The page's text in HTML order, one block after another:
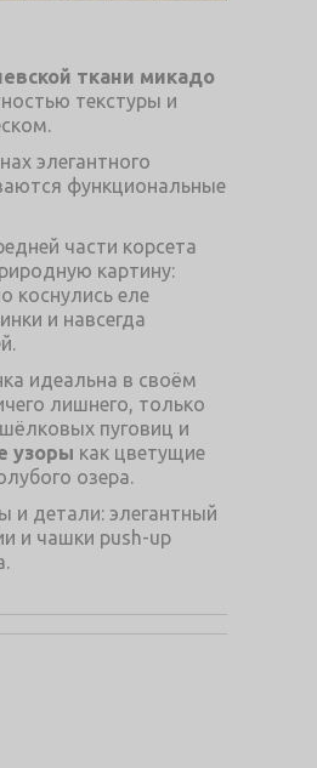
ткани микадо
текстуры и
элегантного
функциональные
части корсета
картину:
коснулись еле
и навсегда
идеальна в своём
лишнего, только
пуговиц и
узоры как цветущие
озера.
и детали: элегантный
и чашки push-up